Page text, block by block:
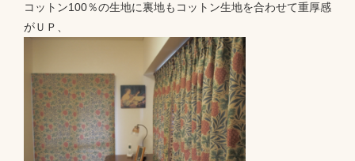
コットン100％の生地に裏地もコットン生地を合わせて重厚感
がＵＰ、